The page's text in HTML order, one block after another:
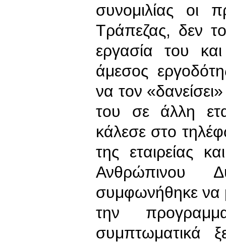
συνομιλίας οι
Τράπεζας, δεν
εργασία του
άμεσος
να τον
του σε άλλη
κάλεσε στο
της εταιρείας
Ανθρώπινου
συμφωνήθηκε να
την
συμπτωματικά